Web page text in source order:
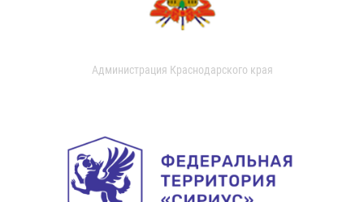
Администрация Краснодарского края